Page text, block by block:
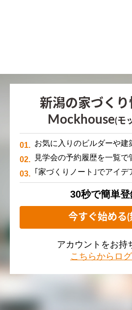
新潟の家づくり
Mockhouse(モ
お気に入りのビルダーや建
見学会の予約履歴を一覧で
｢家づくりノート｣でアイデ
30秒で簡単登
今すぐ始める(
アカウントをお持
こちらからロ